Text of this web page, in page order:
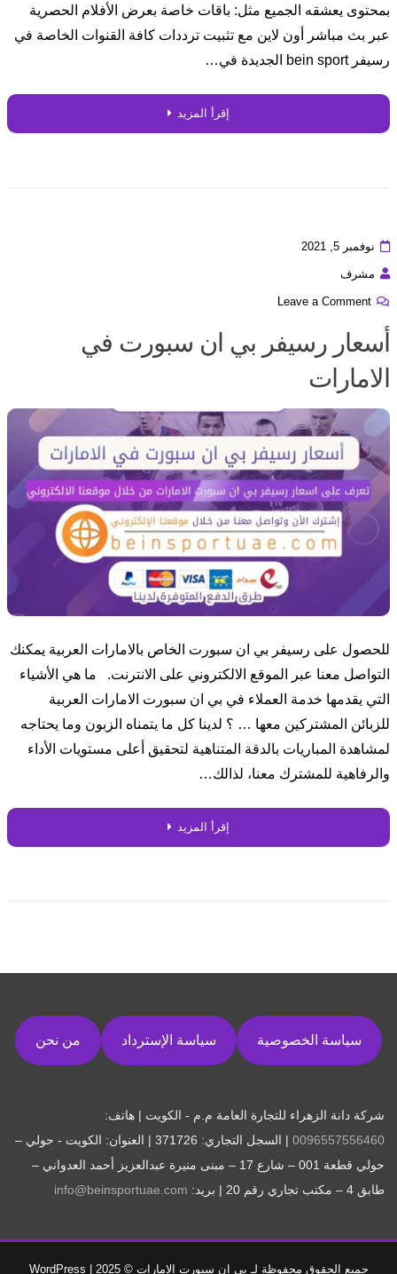
بمحتوى يعشقه الجميع مثل: باقات خاصة بعرض الأفلام الحصرية
عبر بث مباشر أون لاين مع تثبيت ترددات كافة القنوات الخاصة في
رسيفر bein sport الجديدة في…
إقرأ المزيد
نوفمبر 5, 2021
مشرف
Leave a Comment
أسعار رسيفر بي ان سبورت في
الامارات
للحصول على رسيفر بي ان سبورت الخاص بالامارات العربية يمكنك
التواصل معنا عبر الموقع الالكتروني على الانترنت. ما هي الأشياء
التي يقدمها خدمة العملاء في بي ان سبورت الامارات العربية
للزبائن المشتركين معها … ؟ لدينا كل ما يتمناه الزبون وما يحتاجه
لمشاهدة المباريات بالدقة المتناهية لتحقيق أعلى مستويات الأداء
والرفاهية للمشترك معنا، لذالك…
إقرأ المزيد
سياسة الخصوصية سياسة الإسترداد من نحن
شركة دانة الزهراء للتجارة العامة م.م - الكويت | هاتف:
0096557556460
| السجل التجاري: 371726 | العنوان: الكويت - حولي –
حولي قطعة 001 – شارع 17 – مبنى منيرة عبدالعزيز أحمد العدواني –
طابق 4 – مكتب تجاري رقم 20 | بريد:
info@beinsportuae.com
جميع الحقوق محفوظة لـ بي ان سبورت الإمارات © 2025 |
WordPress